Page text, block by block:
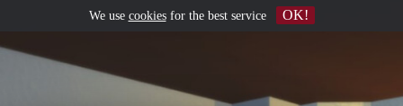
We use cookiesfor the best service OK!